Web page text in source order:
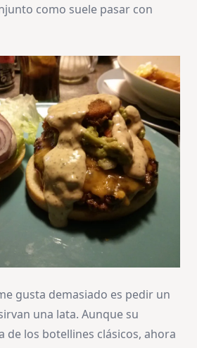
como suele pasar con
gusta demasiado es pedir un
una lata. Aunque su
de los botellines clásicos, ahora